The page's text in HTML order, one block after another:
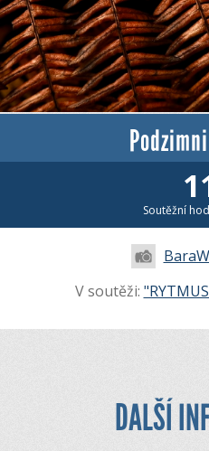
Soutěžní
V soutěži:
DALŠÍ